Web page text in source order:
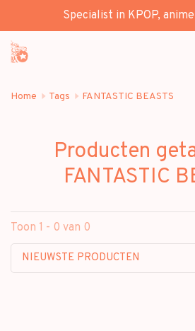
Specialist in KPOP,
Home Tags FANTASTIC BEASTS
Producten
FANTASTIC
Toon 1 - 0 van 0
NIEUWSTE PRODUCTEN